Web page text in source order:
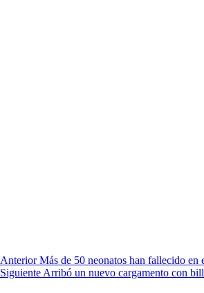
Anterior Más de 50 neonatos han fallecido en
Siguiente Arribó un nuevo cargamento con